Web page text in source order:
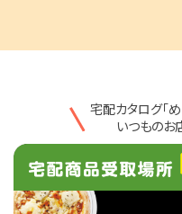
宅配カタログ「
いつものお